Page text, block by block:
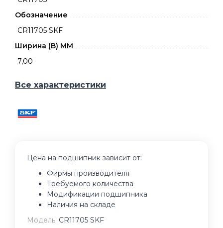
Обозначение
CR11705 SKF
Ширина (B) MM
7,00
Все характеристики
Цена на подшипник зависит от:
Фирмы производителя
Требуемого количества
Модификации подшипника
Наличия на складе
Модель: CR11705 SKF